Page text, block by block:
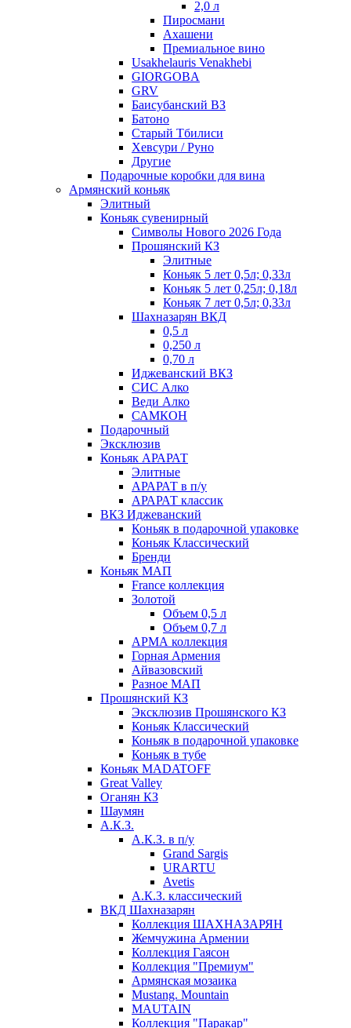
2,0 л
Пиросмани
Ахашени
Премиальное вино
Usakhelauris Venakhebi
GIORGOBA
GRV
Баисубанский ВЗ
Батоно
Старый Тбилиси
Хевсури / Руно
Другие
Подарочные коробки для вина
Армянский коньяк
Элитный
Коньяк сувенирный
Символы Нового 2026 Года
Прошянский КЗ
Элитные
Коньяк 5 лет 0,5л; 0,33л
Коньяк 5 лет 0,25л; 0,18л
Коньяк 7 лет 0,5л; 0,33л
Шахназарян ВКД
0,5 л
0,250 л
0,70 л
Иджеванский ВКЗ
СИС Алко
Веди Алко
САМКОН
Подарочный
Эксклюзив
Коньяк АРАРАТ
Элитные
АРАРАТ в п/у
АРАРАТ классик
ВКЗ Иджеванский
Коньяк в подарочной упаковке
Коньяк Классический
Бренди
Коньяк МАП
France коллекция
Золотой
Объем 0,5 л
Объем 0,7 л
АРМА коллекция
Горная Армения
Айвазовский
Разное МАП
Прошянский КЗ
Эксклюзив Прошянского КЗ
Коньяк Классический
Коньяк в подарочной упаковке
Коньяк в тубе
Коньяк MADATOFF
Great Valley
Оганян КЗ
Шаумян
А.К.З.
А.К.З. в п/у
Grand Sargis
URARTU
Avetis
А.К.З. классический
ВКД Шахназарян
Коллекция ШАХНАЗАРЯН
Жемчужина Армении
Коллекция Гаясон
Коллекция "Премиум"
Армянская мозаика
Mustang. Mountain
MAUTAIN
Коллекция "Паракар"